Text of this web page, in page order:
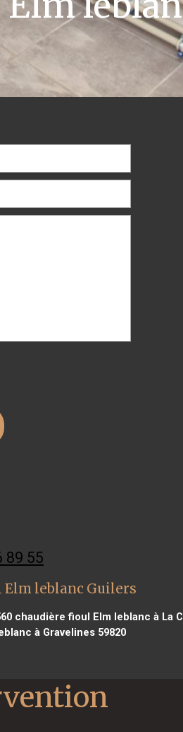
89 55
leblanc Guilers
chaudière fioul Elm leblanc à La
à Gravelines 59820